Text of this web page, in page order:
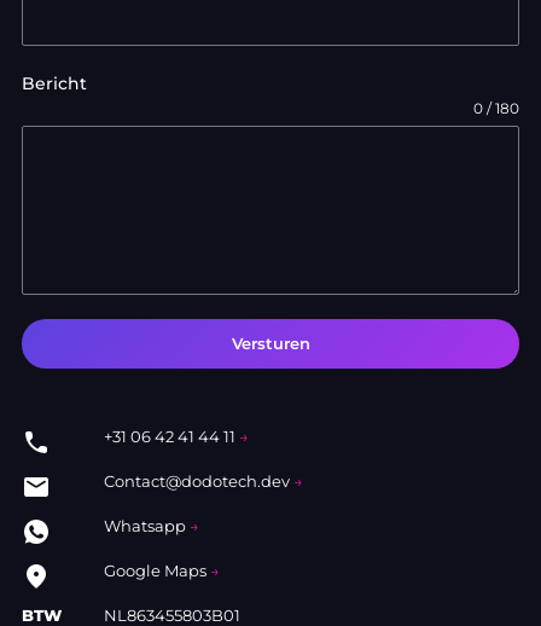
Bericht
0 / 180
Versturen
phone +31 06 42 41 44 11 →
local_post_office Contact@dodotech.dev →
Whatsapp →
place Google Maps →
BTW NL863455803B01